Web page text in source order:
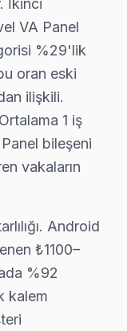
parça ile
edilir; garanti
en yaygın
verileri
Hi-Level
Teşhis ve
ve
desteği
Servis ve Tamir
aklınıza
İkinci
VA Panel
%29'lik
oran eski
ilişkili.
1 iş
bileşeni
vakaların
Android
₺1100–
%92
kalem